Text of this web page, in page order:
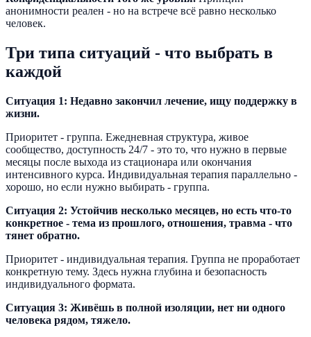
анонимности реален - но на встрече всё равно несколько
человек.
Три типа ситуаций - что выбрать в
каждой
Ситуация 1: Недавно закончил лечение, ищу поддержку в
жизни.
Приоритет - группа. Ежедневная структура, живое
сообщество, доступность 24/7 - это то, что нужно в первые
месяцы после выхода из стационара или окончания
интенсивного курса. Индивидуальная терапия параллельно -
хорошо, но если нужно выбирать - группа.
Ситуация 2: Устойчив несколько месяцев, но есть что-то
конкретное - тема из прошлого, отношения, травма - что
тянет обратно.
Приоритет - индивидуальная терапия. Группа не проработает
конкретную тему. Здесь нужна глубина и безопасность
индивидуального формата.
Ситуация 3: Живёшь в полной изоляции, нет ни одного
человека рядом, тяжело.